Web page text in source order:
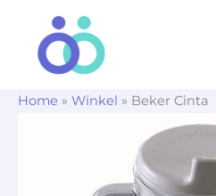
Home » Winkel » Beker Cinta